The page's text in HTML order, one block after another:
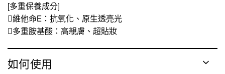
[多重保養成分]
維他命E ：抗氧化、原生透亮光
多重胺基酸：高親膚、超貼妝
如何使用